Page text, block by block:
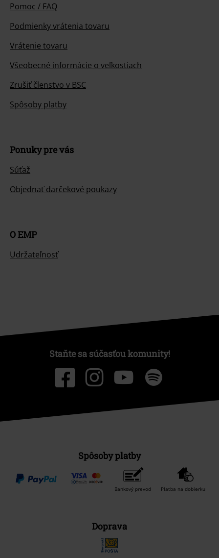
Pomoc / FAQ
Podmienky vrátenia tovaru
Vrátenie tovaru
Všeobecné informácie o veľkostiach
Zrušiť členstvo v BSC
Spôsoby platby
Ponuky pre vás
Súťaž
Objednať darčekové poukazy
O EMP
Udržateľnosť
Staňte sa súčasťou komunity!
Spôsoby platby
Bankový prevod Platba na dobierku
Doprava